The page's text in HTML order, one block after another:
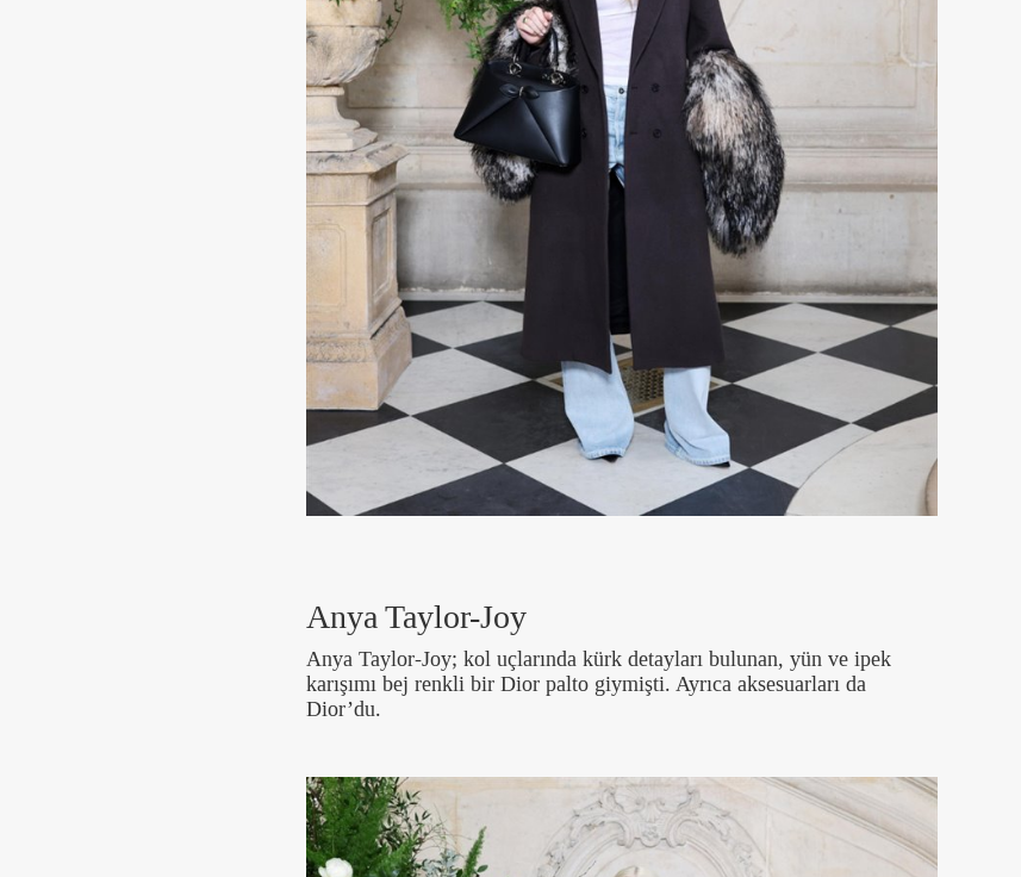
Anya Taylor-Joy
Anya Taylor-Joy; kol uçlarında kürk detayları bulunan, yün ve ipek
karışımı bej renkli bir Dior palto giymişti. Ayrıca aksesuarları da
Dior’du.